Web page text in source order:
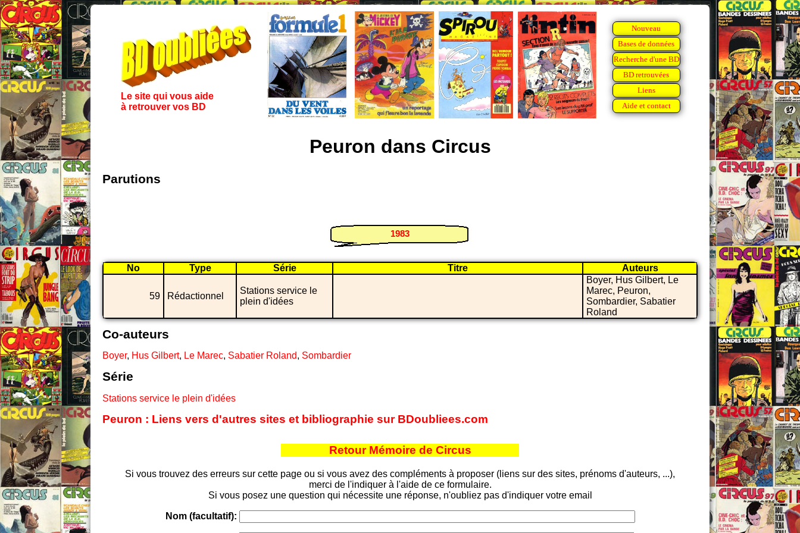
Le site qui vous aide
à retrouver vos BD
Nouveau
Bases de données
Recherche d'une BD
BD retrouvées
Liens
Aide et contact
Peuron dans Circus
Parutions
1983
No Type Série Titre Auteurs
59 Rédactionnel
Stations service le
plein d'idées
Boyer, Hus Gilbert, Le
Marec, Peuron,
Sombardier, Sabatier
Roland
Co-auteurs
Boyer, Hus Gilbert, Le Marec, Sabatier Roland, Sombardier
Série
Stations service le plein d'idées
Peuron : Liens vers d'autres sites et bibliographie sur BDoubliees.com
Retour Mémoire de Circus
Si vous trouvez des erreurs sur cette page ou si vous avez des compléments à proposer (liens sur des sites, prénoms d'auteurs, ...),
merci de l'indiquer à l'aide de ce formulaire.
Si vous posez une question qui nécessite une réponse, n'oubliez pas d'indiquer votre email
Nom (facultatif):